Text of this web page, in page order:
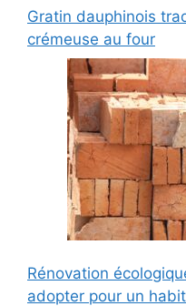
Gratin dauphinois
crémeuse au four
Rénovation
adopter pour un